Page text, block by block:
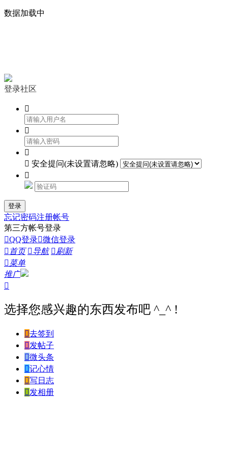
数据加载中
登录社区



 安全提问(未设置请忽略)

登录
忘记密码注册帐号
第三方帐号登录
QQ登录微信登录
 首页 导航 刷新
菜单
推广

选择您感兴趣的东西发布吧 ^_^ !
去签到
发帖子
微头条
记心情
写日志
发相册